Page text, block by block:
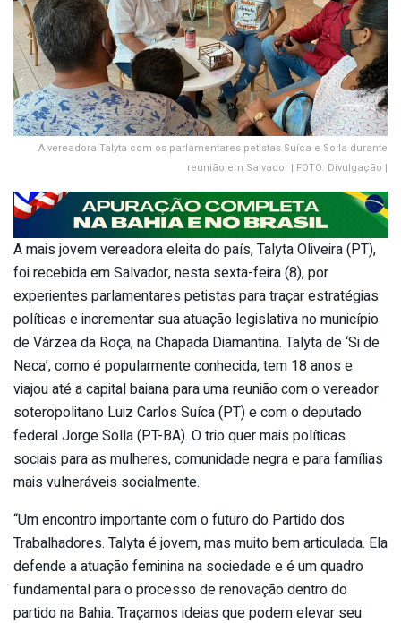
A vereadora Talyta com os parlamentares petistas Suíca e Solla durante
reunião em Salvador | FOTO: Divulgação |
A mais jovem vereadora eleita do país, Talyta Oliveira (PT),
foi recebida em Salvador, nesta sexta-feira (8), por
experientes parlamentares petistas para traçar estratégias
políticas e incrementar sua atuação legislativa no município
de Várzea da Roça, na Chapada Diamantina. Talyta de ‘Si de
Neca’, como é popularmente conhecida, tem 18 anos e
viajou até a capital baiana para uma reunião com o vereador
soteropolitano Luiz Carlos Suíca (PT) e com o deputado
federal Jorge Solla (PT-BA). O trio quer mais políticas
sociais para as mulheres, comunidade negra e para famílias
mais vulneráveis socialmente.
“Um encontro importante com o futuro do Partido dos
Trabalhadores. Talyta é jovem, mas muito bem articulada. Ela
defende a atuação feminina na sociedade e é um quadro
fundamental para o processo de renovação dentro do
partido na Bahia. Traçamos ideias que podem elevar seu